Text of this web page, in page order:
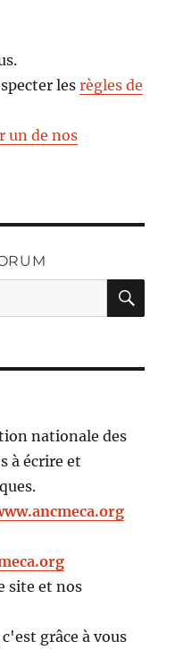
lesrègles de
un de nos
nationale des
à écrire et
site et nos
grâce à vous